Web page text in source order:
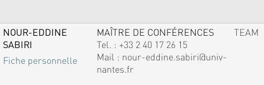
NOUR-EDDINE
SABIRI
Fiche personnelle
MAÎTRE DE CONFÉRENCES
Tel. : +33 2 40 17 26 15
Mail : nour-eddine.sabiri@univ-
nantes.fr
TEAM